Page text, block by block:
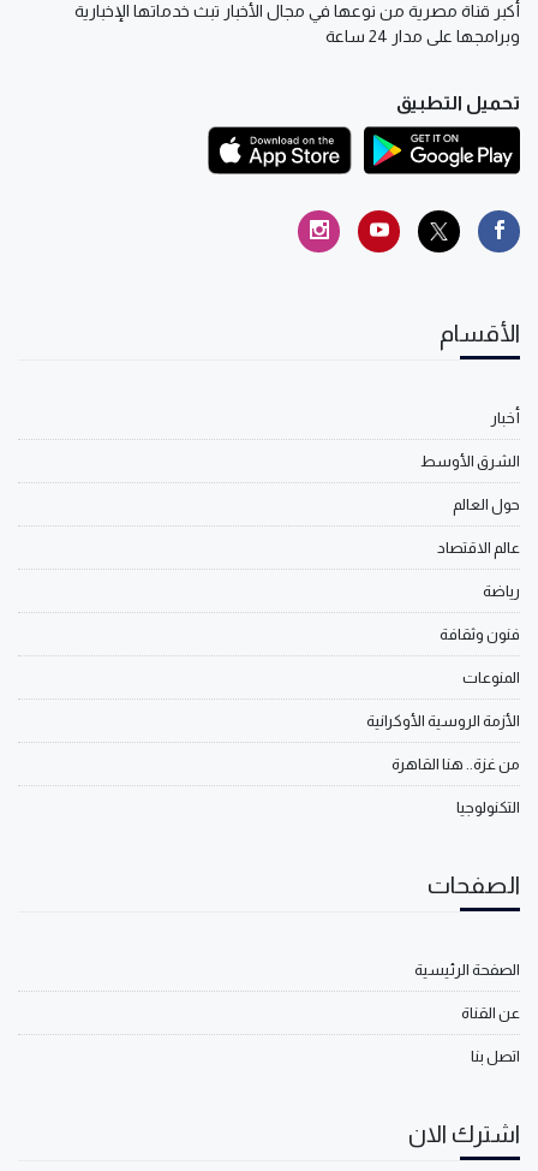
أكبر قناة مصرية من نوعها في مجال الأخبار تبث خدماتها الإخبارية
وبرامجها على مدار 24 ساعة
تحميل التطبيق
الأقسام
أخبار
الشرق الأوسط
حول العالم
عالم الاقتصاد
رياضة
فنون وثقافة
المنوعات
الأزمة الروسية الأوكرانية
من غزة.. هنا القاهرة
التكنولوجيا
الصفحات
الصفحة الرئيسية
عن القناة
اتصل بنا
اشترك الان